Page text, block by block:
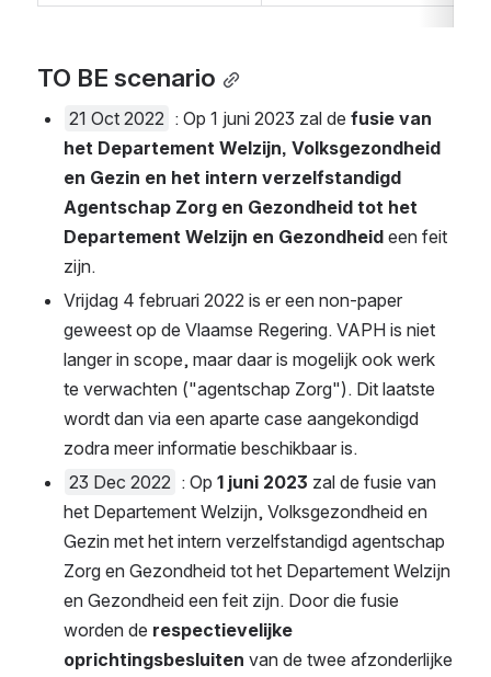
TO BE scenario
21 Oct 2022 : Op 1 juni 2023 zal de fusie van h
et Departement Welzijn, Volksgezondheid e
n Gezin en het intern verzelfstandigd A
gentschap Zorg en Gezondheid tot het D
epartement Welzijn en Gezondheid
een feit z
ijn.
Vrijdag 4 februari 2022 is er een non-paper
geweest op de Vlaamse Regering. VAPH is niet
langer in scope, maar daar is mogelijk ook werk
te verwachten ("agentschap Zorg"). Dit laatste
wordt dan via een aparte case aangekondigd
zodra meer informatie beschikbaar is.
23 Dec 2022 : Op 1 juni 2023
zal de fusie van h
et Departement Welzijn, Volksgezondheid en G
ezin met het intern verzelfstandigd agentschap Z
org en Gezondheid tot het Departement Welzijn e
n Gezondheid een feit zijn. Door die fusie w
orden de respectievelijke o
prichtingsbesluiten
van de twee afzonderlijke e